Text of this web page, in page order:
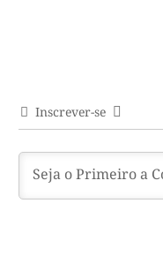
Inscrever-se